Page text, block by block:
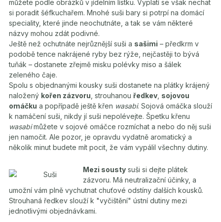
můžete podle obrázků v jídelním lístku. Vyplatí se však nechat
si poradit šéfkuchařem. Mnohé suši bary si potrpí na domácí
speciality, které jinde neochutnáte, a tak se vám některé
názvy mohou zdát podivné.
Ještě než ochutnáte nejrůznější suši a sašimi – předkrm v
podobě tence nakrájené ryby bez rýže, nejčastěji to bývá
tuňák – dostanete zřejmě misku polévky miso a šálek
zeleného čaje.
Spolu s objednanými kousky suši dostanete na plátky krájený
naložený kořen zázvoru , strouhanou ředkev sojovou
omáčku a popřípadě ještě křen wasabi. Sojová omáčka slouží
k namáčení suši, nikdy jí suši nepolévejte. Špetku křenu
wasabimůžete v sojové omáčce rozmíchat a nebo do něj suši
jen namočit. Ale pozor, je opravdu vydatně aromatický a
několik minut budete mít pocit, že vám vypálil všechny dutiny.
Mezi sousty suši si dejte plátek
zázvoru. Má neutralizační účinky, a
umožní vám plně vychutnat chuťové odstíny dalších kousků.
Strouhaná ředkev slouží k "vyčištění" ústní dutiny mezi
jednotlivými objednávkami.